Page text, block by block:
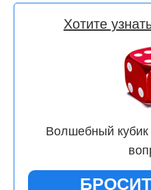
Хотите
Волшебный кубик